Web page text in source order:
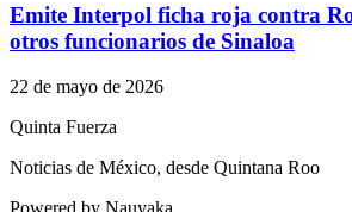
Emite Interpol ficha roja contra
otros funcionarios de Sinaloa
22 de mayo de 2026
Quinta Fuerza
Noticias de México, desde Quintana Roo